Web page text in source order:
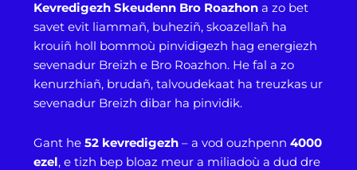
Kevredigezh Skeudenn Bro Roazhon a zo bet
savet evit liammañ, buheziñ, skoazellañ ha
krouiñ holl bommoù pinvidigezh hag energiezh
sevenadur Breizh e Bro Roazhon. He fal a zo
kenurzhiañ, brudañ, talvoudekaat ha treuzkas ur
sevenadur Breizh dibar ha pinvidik.
Gant he52 kevredigezh – a vod ouzhpenn4000
ezel, e tizh bep bloaz meur a miliadoù a dud dre